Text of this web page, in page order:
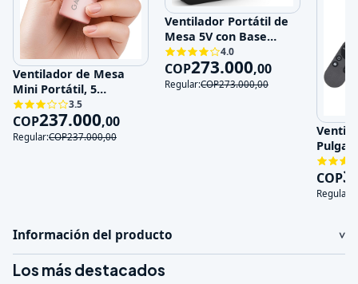
Ventilador de Mesa
Mini Portátil, 5
Velocidades, 5V,
Recargable
3.5
COP237.000,00
Regular:COP237.000,00
Ventilador Portátil de
Mesa 5V con Base
Magnética y 100
Velocidades
4.0
COP273.000,00
Regular:COP273.000,00
120V
COP
Regular:
Información del producto
Los más destacados